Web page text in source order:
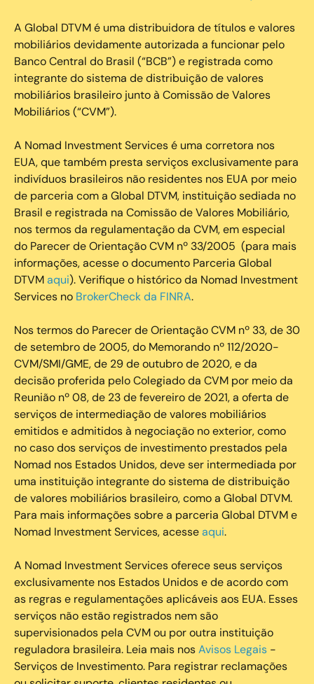
A Global DTVM é uma distribuidora de títulos e valores
mobiliários devidamente autorizada a funcionar pelo
Banco Central do Brasil (“BCB”) e registrada como
integrante do sistema de distribuição de valores
mobiliários brasileiro junto à Comissão de Valores
Mobiliários (“CVM”).
‍A Nomad Investment Services é uma corretora nos
EUA, que também presta serviços exclusivamente para
indivíduos brasileiros não residentes nos EUA por meio
de parceria com a Global DTVM, instituição sediada no
Brasil e registrada na Comissão de Valores Mobiliário,
nos termos da regulamentação da CVM, em especial
do Parecer de Orientação CVM nº 33/2005 (para mais
informações, acesse o documento Parceria Global
DTVMaqui). Verifique o histórico da Nomad Investment
Services no BrokerCheck da FINRA.
Nos termos do Parecer de Orientação CVM nº 33, de 30
de setembro de 2005, do Memorando nº 112/2020-
CVM/SMI/GME, de 29 de outubro de 2020, e da
decisão proferida pelo Colegiado da CVM por meio da
Reunião nº 08, de 23 de fevereiro de 2021, a oferta de
serviços de intermediação de valores mobiliários
emitidos e admitidos à negociação no exterior, como
no caso dos serviços de investimento prestados pela
Nomad nos Estados Unidos, deve ser intermediada por
uma instituição integrante do sistema de distribuição
de valores mobiliários brasileiro, como a Global DTVM.
Para mais informações sobre a parceria Global DTVM e
Nomad Investment Services, acesseaqui.
A Nomad Investment Services oferece seus serviços
exclusivamente nos Estados Unidos e de acordo com
as regras e regulamentações aplicáveis aos EUA. Esses
serviços não estão registrados nem são
supervisionados pela CVM ou por outra instituição
reguladora brasileira. Leia mais nosAvisos Legais -
Serviços de Investimento. Para registrar reclamações